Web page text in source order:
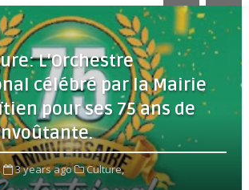
L'Orchestre
célébré par la Mairie
pour ses 75 ans de
3 years ago
Culture,